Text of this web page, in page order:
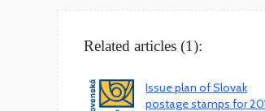
Related articles (1):
Issue plan of Slovak
postage stamps for